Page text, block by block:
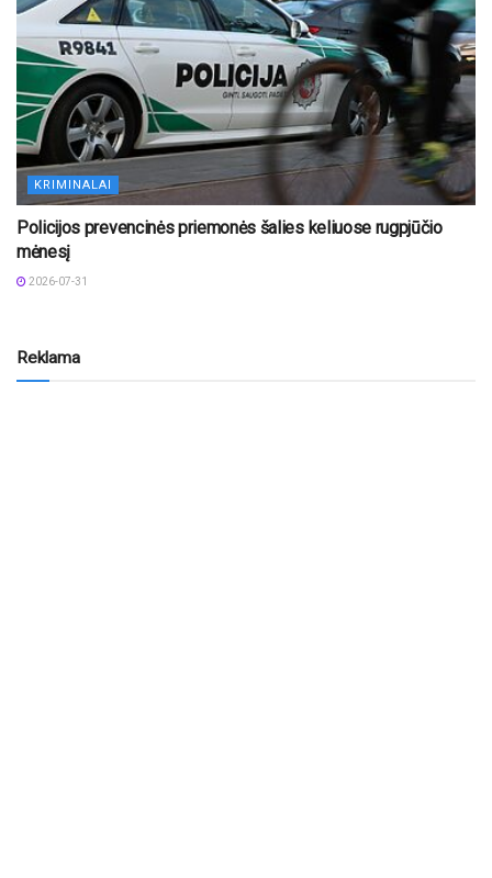
KRIMINALAI
Policijos prevencinės priemonės šalies keliuose rugpjūčio
mėnesį
2026-07-31
Reklama